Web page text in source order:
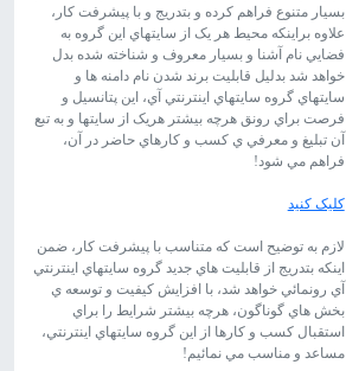
بسيار متنوع فراهم کرده و بتدريج و با پيشرفت کار،
علاوه براينکه محيط هر يک از سايتهاي اين گروه به
فضايي نام آشنا و بسيار معروف و شناخته شده بدل
خواهد شد بدليل قابليت برند شدن نام دامنه ها و
سايتهاي گروه سايتهاي اينترنتي آي، اين پتانسيل و
فرصت براي رونق هرچه بيشتر هريک از سايتها و به تبع
آن تبليغ و معرفي ي کسب و کارهاي حاضر در آن،
فراهم مي شود!
کليک کنيد
لازم به توضيح است که متناسب با پيشرفت کار، ضمن
اينکه بتدريج از قابليت هاي جديد گروه سايتهاي اينترنتي
آي رونمائي خواهد شد، با افزايش کيفيت و توسعه ي
بخش هاي گوناگون، هرچه بيشتر شرايط را براي
استقبال کسب و کارها از اين گروه سايتهاي اينترنتي،
مساعد و مناسب مي نمائيم!